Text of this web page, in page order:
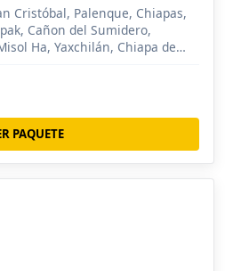
Cristóbal, Palenque, Chiapas,
Cañon del Sumidero,
Ha, Yaxchilán, Chiapa de
PAQUETE